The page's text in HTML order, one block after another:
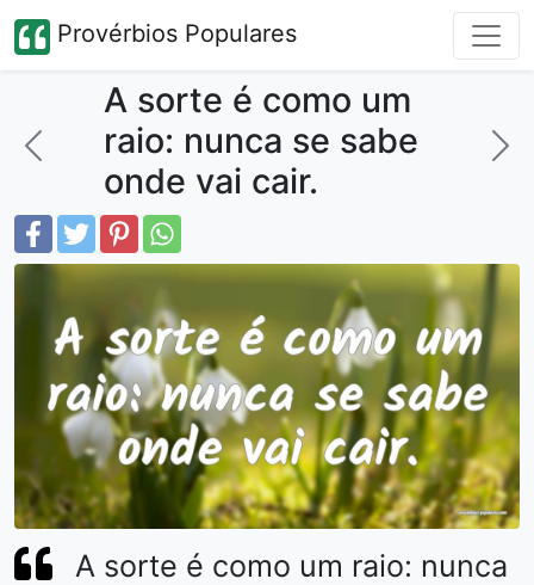
Provérbios Populares
A sorte é como um
raio: nunca se sabe
onde vai cair.
A sorte é como um raio: nunca